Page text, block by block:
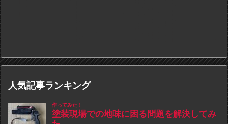
人気記事ランキング